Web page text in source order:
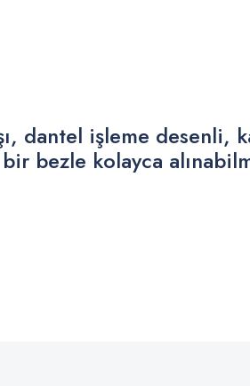
dantel işleme desenli,
bezle kolayca